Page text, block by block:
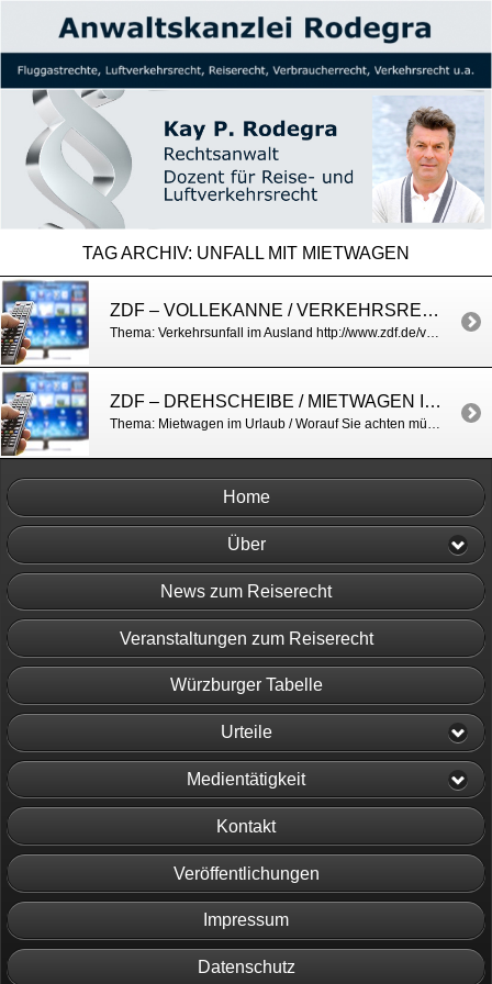
TAG ARCHIV: UNFALL MIT MIETWAGEN
ZDF – VOLLEKANNE / VERKEHRSRECHT
Thema: Verkehrsunfall im Ausland http://www.zdf.de/volle-kanne/autounfall-im-ausland-39232140.html
ZDF – DREHSCHEIBE / MIETWAGEN IM URLAUB
Thema: Mietwagen im Urlaub / Worauf Sie achten müssen http://drehscheibe.zdf.de/ZDF/zdfportal/programdata/7b45c7be-9018-31b1-9d67-4d1a58c63f27/20297685?doDispatch=2
Home
Über
News zum Reiserecht
Veranstaltungen zum Reiserecht
Würzburger Tabelle
Urteile
Medientätigkeit
Kontakt
Veröffentlichungen
Impressum
Datenschutz